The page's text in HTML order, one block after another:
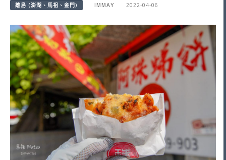
離島 (澎湖、馬祖、金門) IMMAY 2022-04-06